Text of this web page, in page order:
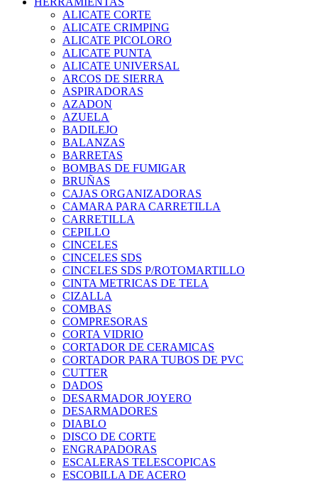
ALICATE CORTE
ALICATE CRIMPING
ALICATE PICOLORO
ALICATE PUNTA
ALICATE UNIVERSAL
ARCOS DE SIERRA
ASPIRADORAS
AZADON
AZUELA
BADILEJO
BALANZAS
BARRETAS
BOMBAS DE FUMIGAR
BRUÑAS
CAJAS ORGANIZADORAS
CAMARA PARA CARRETILLA
CARRETILLA
CEPILLO
CINCELES
CINCELES SDS
CINCELES SDS P/ROTOMARTILLO
CINTA METRICAS DE TELA
CIZALLA
COMBAS
COMPRESORAS
CORTA VIDRIO
CORTADOR DE CERAMICAS
CORTADOR PARA TUBOS DE PVC
CUTTER
DADOS
DESARMADOR JOYERO
DESARMADORES
DIABLO
DISCO DE CORTE
ENGRAPADORAS
ESCALERAS TELESCOPICAS
ESCOBILLA DE ACERO